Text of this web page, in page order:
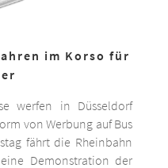
im Korso für
werfen in Düsseldorf
von Werbung auf Bus
fährt die Rheinbahn
Demonstration der